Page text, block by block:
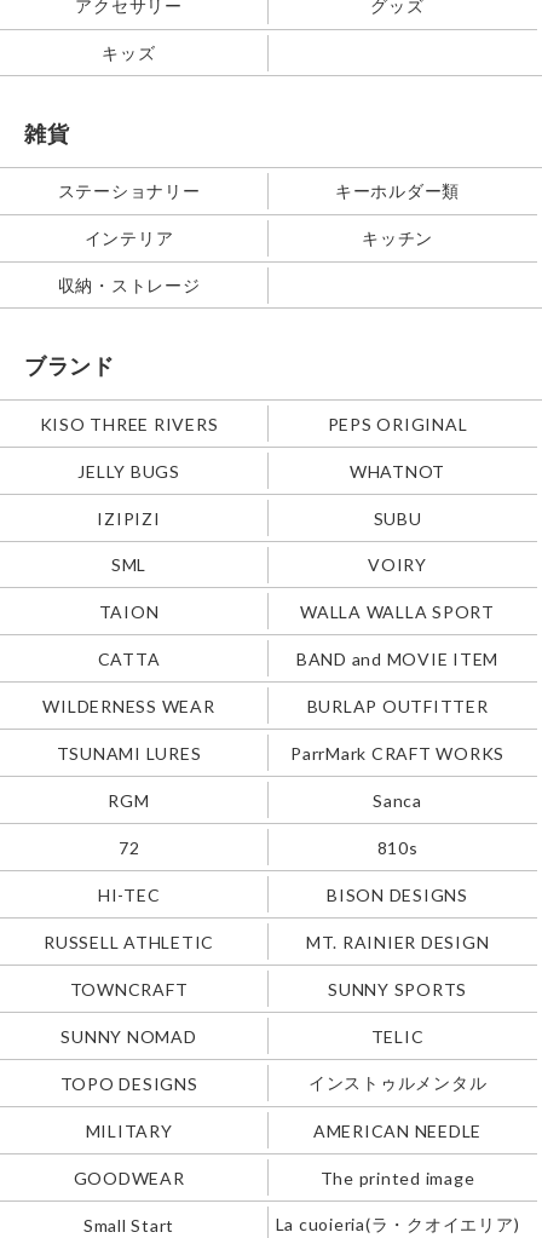
アクセサリー グッズ
キッズ
雑貨
ステーショナリー キーホルダー類
インテリア キッチン
収納・ストレージ
ブランド
KISO THREE RIVERS PEPS ORIGINAL
JELLY BUGS WHATNOT
IZIPIZI SUBU
SML VOIRY
TAION WALLA WALLA SPORT
CATTA BAND and MOVIE ITEM
WILDERNESS WEAR BURLAP OUTFITTER
TSUNAMI LURES ParrMark CRAFT WORKS
RGM Sanca
72 810s
HI-TEC BISON DESIGNS
RUSSELL ATHLETIC MT. RAINIER DESIGN
TOWNCRAFT SUNNY SPORTS
SUNNY NOMAD TELIC
TOPO DESIGNS インストゥルメンタル
MILITARY AMERICAN NEEDLE
GOODWEAR The printed image
Small Start La cuoieria(ラ・クオイエリア)